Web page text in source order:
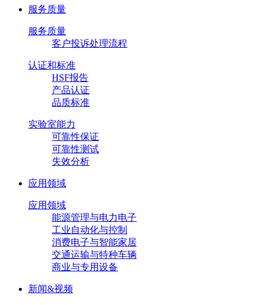
服务质量
服务质量
客户投诉处理流程
认证和标准
HSF报告
产品认证
品质标准
实验室能力
可靠性保证
可靠性测试
失效分析
应用领域
应用领域
能源管理与电力电子
工业自动化与控制
消费电子与智能家居
交通运输与特种车辆
商业与专用设备
新闻&视频